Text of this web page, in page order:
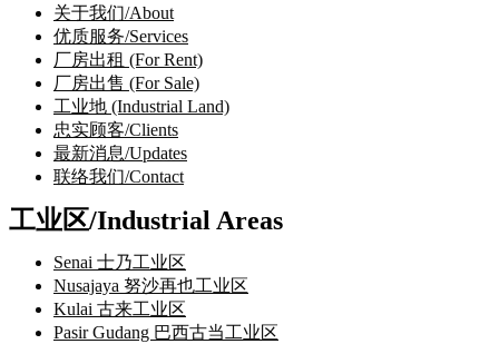
关于我们/About
优质服务/Services
厂房出租 (For Rent)
厂房出售 (For Sale)
工业地 (Industrial Land)
忠实顾客/Clients
最新消息/Updates
联络我们/Contact
工业区/Industrial Areas
Senai 士乃工业区
Nusajaya 努沙再也工业区
Kulai 古来工业区
Pasir Gudang 巴西古当工业区